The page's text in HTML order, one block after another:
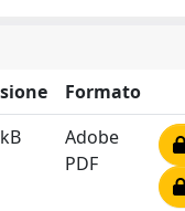
Formato
Adobe
PDF